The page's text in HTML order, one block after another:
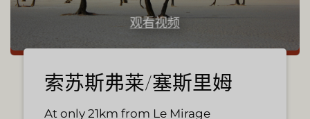
索苏斯弗莱/塞斯里姆
At only 21km from Le Mirage
观看视频